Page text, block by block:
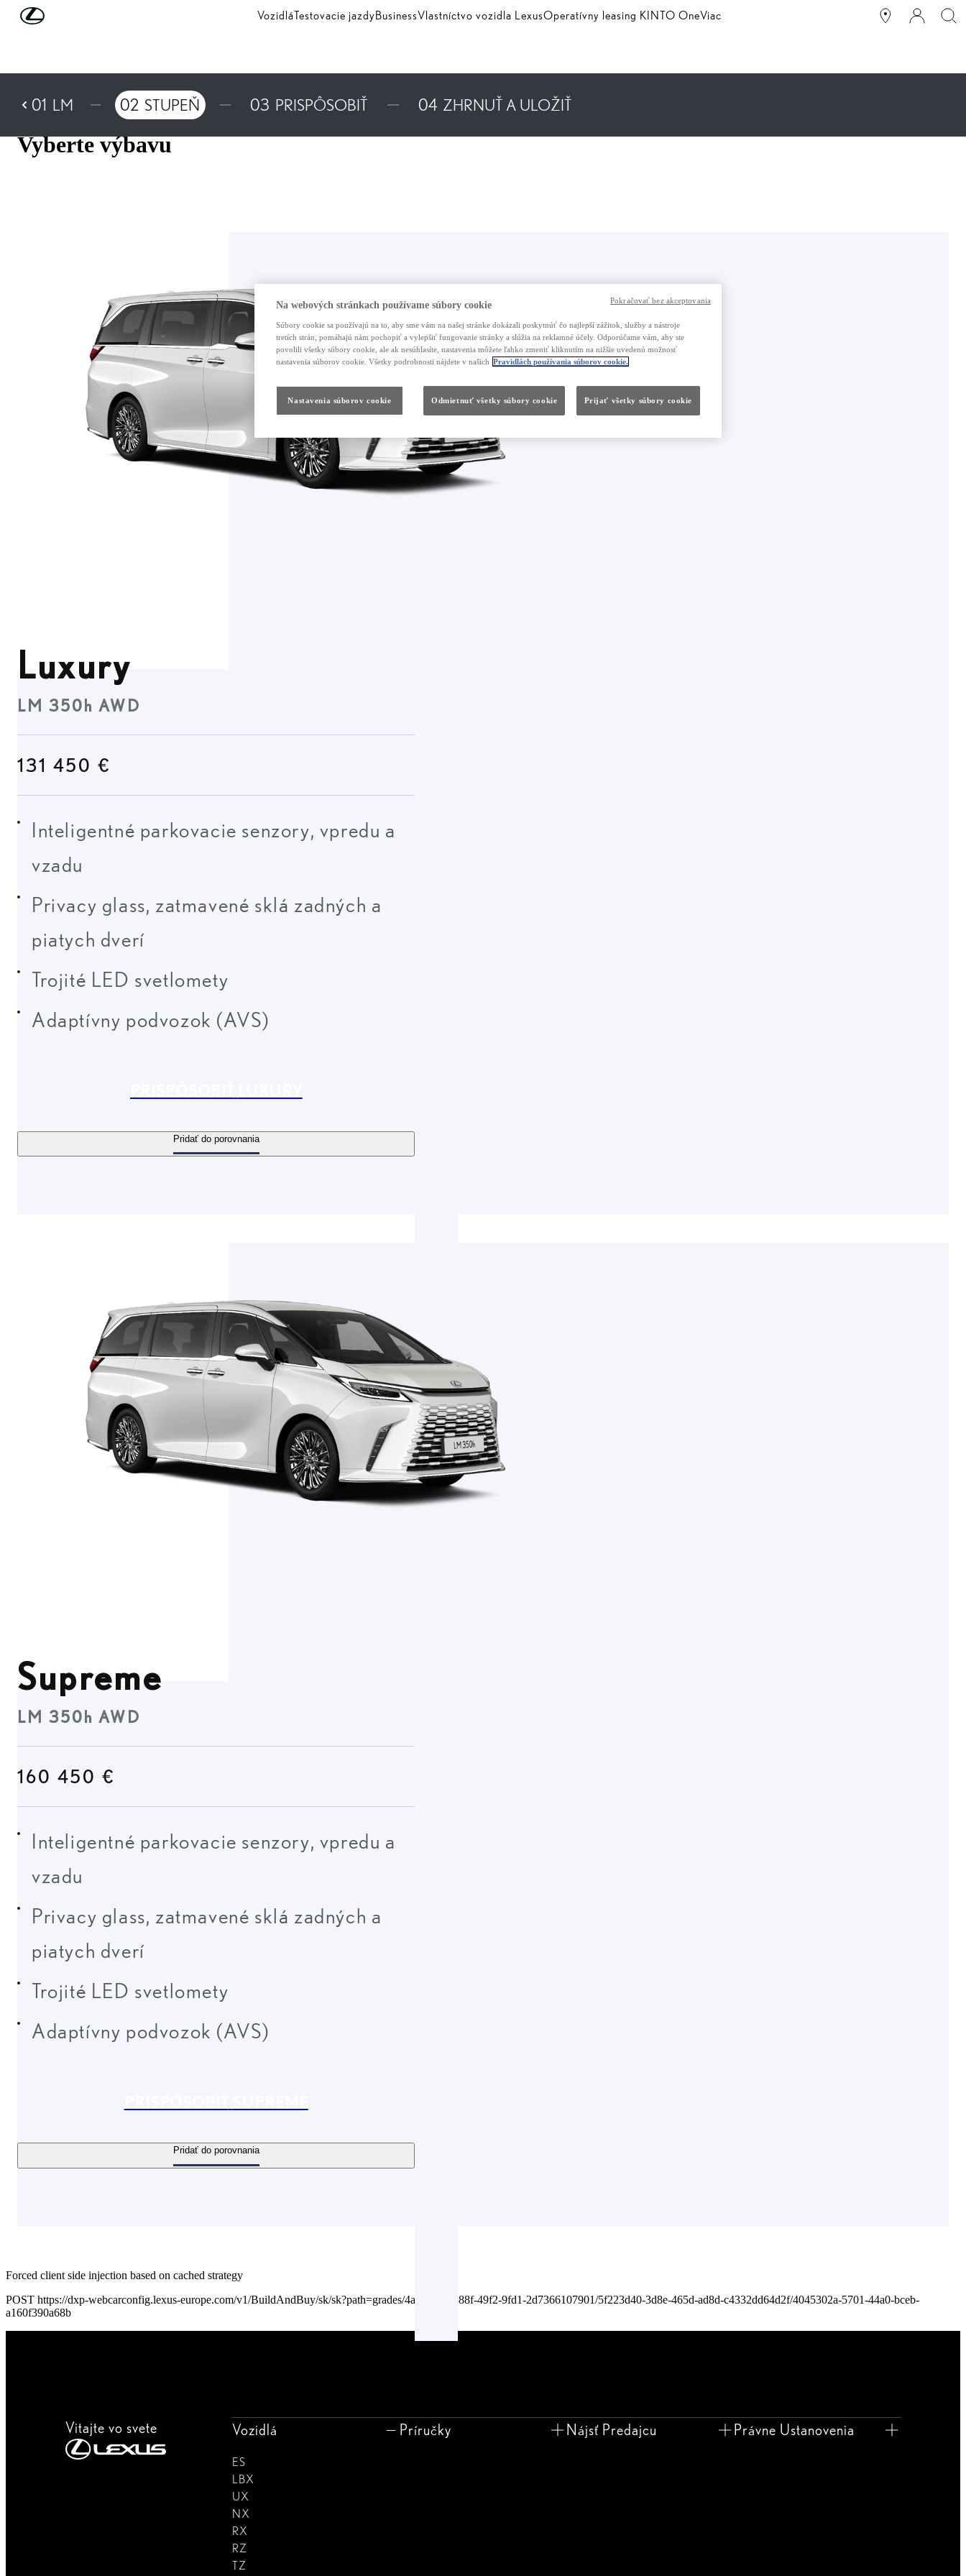
Skip to Main Content VozidláTestovacie jazdyBusinessVlastníctvo vozidla LexusOperatívny leasing KINTO OneViac
01 LM 02 STUPEŇ 03 PRISPÔSOBIŤ 04 ZHRNUŤ A ULOŽIŤ
Vyberte výbavu
Luxury
LM 350h AWD
131 450 €
Inteligentné parkovacie senzory, vpredu a
vzadu
Privacy glass, zatmavené sklá zadných a
piatych dverí
Trojité LED svetlomety
Adaptívny podvozok (AVS)
Pridať do porovnania
Supreme
LM 350h AWD
160 450 €
Inteligentné parkovacie senzory, vpredu a
vzadu
Privacy glass, zatmavené sklá zadných a
piatych dverí
Trojité LED svetlomety
Adaptívny podvozok (AVS)
Pridať do porovnania
Forced client side injection based on cached strategy
POST https://dxp-webcarconfig.lexus-europe.com/v1/BuildAndBuy/sk/sk?path=grades/4aa28d74-388f-49f2-9fd1-2d7366107901/5f223d40-3d8e-465d-ad8d-c4332dd64d2f/4045302a-5701-44a0-bceb-
a160f390a68b
Vitajte vo svete Vozidlá
ES
LBX
UX
NX
RX
RZ
TZ
Príručky Nájsť Predajcu Právne Ustanovenia
Na webových stránkach používame súbory cookie
Súbory cookie sa používajú na to, aby sme vám na našej stránke dokázali poskytnúť čo najlepší zážitok, služby a nástroje
tretích strán, pomáhajú nám pochopiť a vylepšiť fungovanie stránky a slúžia na reklamné účely. Odporúčame vám, aby ste
povolili všetky súbory cookie, ale ak nesúhlasíte, nastavenia môžete ľahko zmeniť kliknutím na nižšie uvedenú možnosť
nastavenia súborov cookie. Všetky podrobnosti nájdete v našich Pravidlách používania súborov cookie.
Odmietnuť všetky súbory cookie Prijať všetky súbory cookie
Nastavenia súborov cookie
Pokračovať bez akceptovania